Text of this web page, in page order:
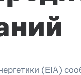
(EIA)